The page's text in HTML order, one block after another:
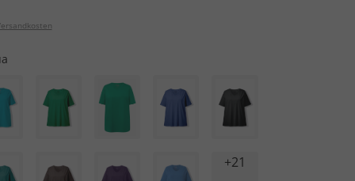
+21